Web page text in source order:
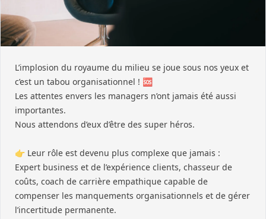
L’implosion du royaume du milieu se joue sous nos yeux et
c’est un tabou organisationnel ! 🆘
Les attentes envers les managers n’ont jamais été aussi
importantes.
Nous attendons d’eux d’être des super héros.
👉 Leur rôle est devenu plus complexe que jamais :
Expert business et de l’expérience clients, chasseur de
coûts, coach de carrière empathique capable de
compenser les manquements organisationnels et de gérer
l’incertitude permanente.